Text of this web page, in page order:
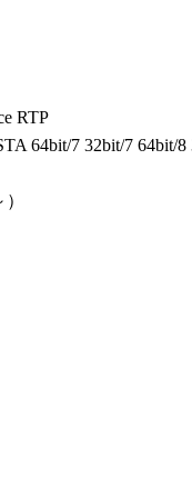
RTP
64bit/7 32bit/7 64bit/8